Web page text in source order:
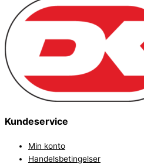
Kundeservice
Min konto
Handelsbetingelser